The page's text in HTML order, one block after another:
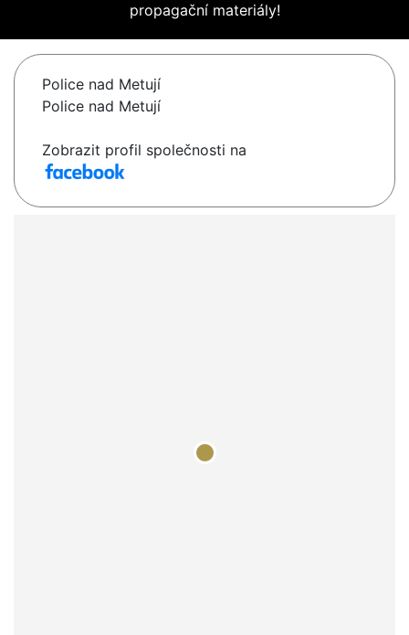
propagační materiály!
Police nad Metují
Police nad Metují
Zobrazit profil společnosti na